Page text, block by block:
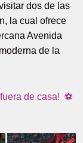
dos de las
la cual ofrece
Avenida
de la
de casa! ⚽